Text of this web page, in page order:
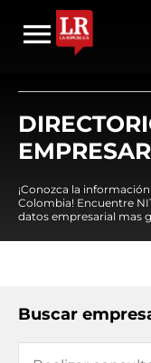
¡Conozca la
Colombia! Encuentre
datos empresarial mas
Buscar